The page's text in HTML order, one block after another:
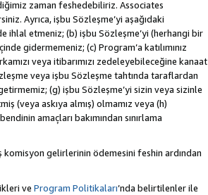
zaman feshedebiliriz. Associates
Ayrıca, işbu Sözleşme’yi aşağıdaki
ihlal etmeniz; (b) işbu Sözleşme’yi (herhangi bir
gidermemeniz; (c) Program’a katılımınız
veya itibarımızı zedeleyebileceğine kanaat
veya işbu Sözleşme tahtında taraflardan
(g) işbu Sözleşme’yi sizin veya sizinle
(veya askıya almış) olmamız veya (h)
amaçları bakımından sınırlama
gelirlerinin ödemesini feshin ardından
ve Program Politikaları’nda belirtilenler ile